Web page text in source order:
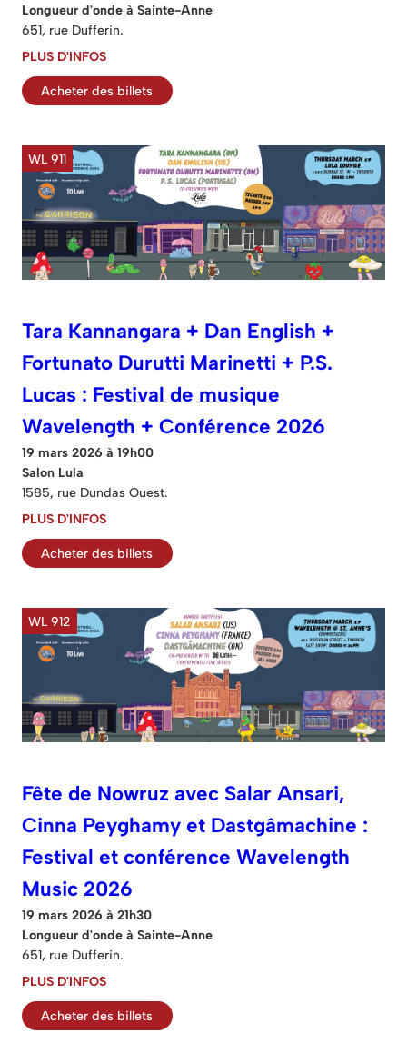
Longueur d'onde à Sainte-Anne
651, rue Dufferin.
PLUS D'INFOS
Acheter des billets
WL 911
Tara Kannangara + Dan English +
Fortunato Durutti Marinetti + P.S.
Lucas : Festival de musique
Wavelength + Conférence 2026
19 mars 2026 à 19h00
Salon Lula
1585, rue Dundas Ouest.
PLUS D'INFOS
Acheter des billets
WL 912
Fête de Nowruz avec Salar Ansari,
Cinna Peyghamy et Dastgâmachine :
Festival et conférence Wavelength
Music 2026
19 mars 2026 à 21h30
Longueur d'onde à Sainte-Anne
651, rue Dufferin.
PLUS D'INFOS
Acheter des billets